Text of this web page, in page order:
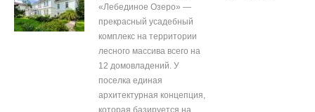
«Лебединое Озеро» —
прекрасный усадебный
комплекс на территории
лесного массива всего на
12 домовладений. У
поселка единая
архитектурная концепция,
которая базируется на